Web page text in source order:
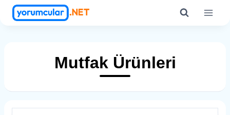
Skip
Mutfak Ürünleri